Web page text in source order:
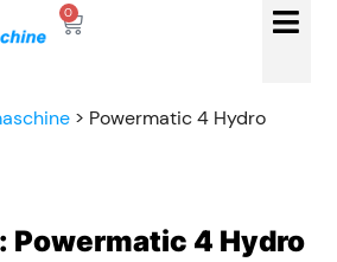
0
> Powermatic 4 Hydro
Powermatic 4 Hydro